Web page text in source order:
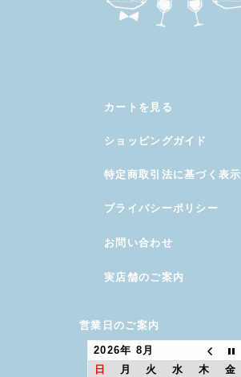
カートを見る
ショッピングガイド
特定商取引法に基づく表示
プライバシーポリシー
お問い合わせ
実店舗のご案内
営業日のご案内
2026年 8月
日
月 火 水 木 金